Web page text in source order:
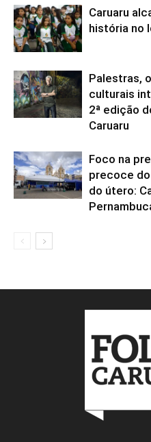
Caruaru
história no
Palestras,
culturais
2ª edição
Caruaru
Foco na
precoce
do útero: